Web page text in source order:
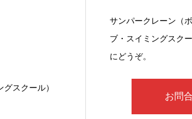
スクール）
サンパークレーン（
ブ・スイミングスク
にどうぞ。
お問